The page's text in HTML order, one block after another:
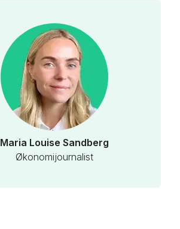
Maria Louise Sandberg
Økonomijournalist